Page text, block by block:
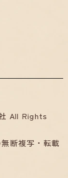
All Rights
断複写・転載